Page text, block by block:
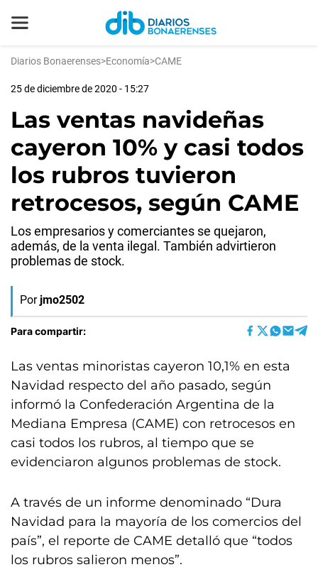
Diarios Bonaerenses>Economía>CAME
25 de diciembre de 2020 - 15:27
Las ventas navideñas
cayeron 10% y casi todos
los rubros tuvieron
retrocesos, según CAME
Los empresarios y comerciantes se quejaron,
además, de la venta ilegal. También advirtieron
problemas de stock.
Por jmo2502
Para compartir:
Las ventas minoristas cayeron 10,1% en esta
Navidad respecto del año pasado, según
informó la Confederación Argentina de la
Mediana Empresa (CAME) con retrocesos en
casi todos los rubros, al tiempo que se
evidenciaron algunos problemas de stock.
A través de un informe denominado “Dura
Navidad para la mayoría de los comercios del
país”, el reporte de CAME detalló que “todos
los rubros salieron menos”.